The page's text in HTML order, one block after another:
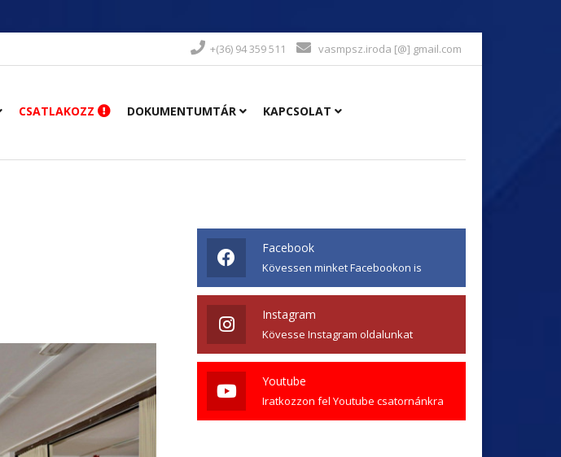
+(36) 94 359 511 vasmpsz.iroda [@] gmail.com
CSATLAKOZZ DOKUMENTUMTÁR KAPCSOLAT
Facebook
Kövessen minket Facebookon is
Instagram
Kövesse Instagram oldalunkat
Youtube
Iratkozzon fel Youtube csatornánkra